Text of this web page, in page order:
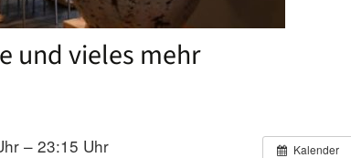
Ticino
Zentralschweiz
und vieles mehr
Kalender
– 23:15 Uhr